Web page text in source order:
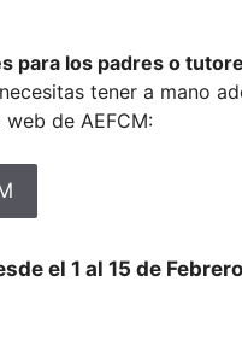
para los padres o
tener a mano
de AEFCM:
el 1 al 15 de